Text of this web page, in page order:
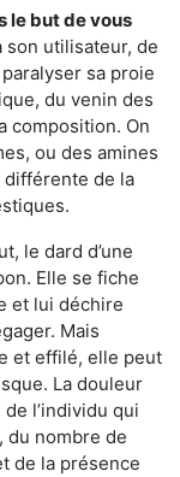
le but de vous
son utilisateur, de
sa proie
du venin des
composition. On
ou des amines
de la
le dard d’une
Elle se fiche
et lui déchire
Mais
et effilé, elle peut
La douleur
l’individu qui
du nombre de
de la présence